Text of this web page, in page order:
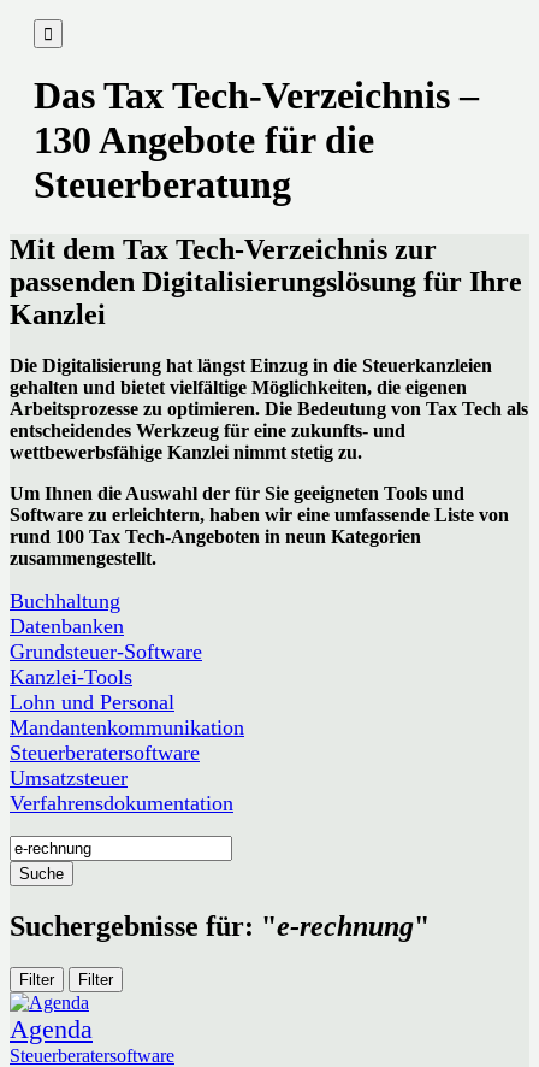

Das Tax Tech-Verzeichnis –
130 Angebote für die
Steuerberatung
Mit dem Tax Tech-Verzeichnis zur
passenden Digitalisierungslösung für Ihre
Kanzlei
Die Digitalisierung hat längst Einzug in die Steuerkanzleien
gehalten und bietet vielfältige Möglichkeiten, die eigenen
Arbeitsprozesse zu optimieren. Die Bedeutung von Tax Tech als
entscheidendes Werkzeug für eine zukunfts- und
wettbewerbsfähige Kanzlei nimmt stetig zu.
Um Ihnen die Auswahl der für Sie geeigneten Tools und
Software zu erleichtern, haben wir eine umfassende Liste von
rund 100 Tax Tech-Angeboten in neun Kategorien
zusammengestellt.
Buchhaltung
Datenbanken
Grundsteuer-Software
Kanzlei-Tools
Lohn und Personal
Mandantenkommunikation
Steuerberatersoftware
Umsatzsteuer
Verfahrensdokumentation
Suche
Suchergebnisse für: "e-rechnung"
Filter Filter
Agenda
Steuerberatersoftware